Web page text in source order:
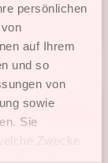
persönlichen
auf Ihrem
und so
von
sowie
Sie
Zwecke